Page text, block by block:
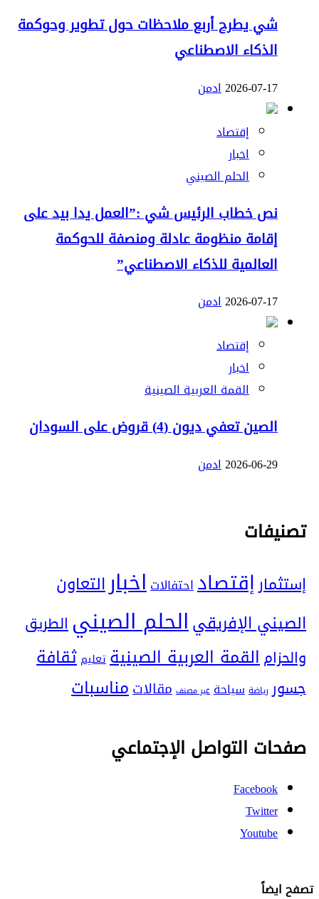
شي يطرح أربع ملاحظات حول تطوير وحوكمة
الذكاء الاصطناعي
2026-07-17ادمن
إقتصاد
اخبار
الحلم الصيني
نص خطاب الرئيس شي :”العمل يدا بيد على
إقامة منظومة عادلة ومنصفة للحوكمة
العالمية للذكاء الاصطناعي”
2026-07-17ادمن
إقتصاد
اخبار
القمة العربية الصينية
الصين تعفي ديون (4) قروض على السودان
2026-06-29ادمن
تصنيفات
إستثمارإقتصاداحتفالاتاخبارالتعاون
الصيني الإفريقيالحلم الصينيالطريق
والحزامالقمة العربية الصينيةتعليم ثقافة
جسور رياضة سياحة غير مصنف مقالاتمناسبات
صفحات التواصل الإجتماعي
Facebook
Twitter
Youtube
تصفح ايضاً